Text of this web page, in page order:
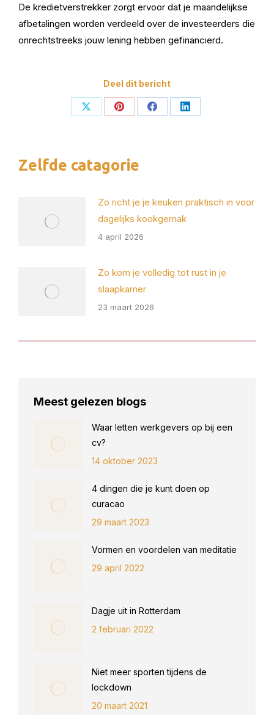
De kredietverstrekker zorgt ervoor dat je maandelijkse
afbetalingen worden verdeeld over de investeerders die
onrechtstreeks jouw lening hebben gefinancierd.
Deel dit bericht
Deel
Deel
Deel
Deel
Zelfde catagorie
Zo richt je je keuken praktisch in voor
dagelijks kookgemak
4 april 2026
Zo kom je volledig tot rust in je
slaapkamer
23 maart 2026
Meest gelezen blogs
Waar letten werkgevers op bij een
cv?
14 oktober 2023
4 dingen die je kunt doen op
curacao
29 maart 2023
Vormen en voordelen van meditatie
29 april 2022
Dagje uit in Rotterdam
2 februari 2022
Niet meer sporten tijdens de
lockdown
20 maart 2021